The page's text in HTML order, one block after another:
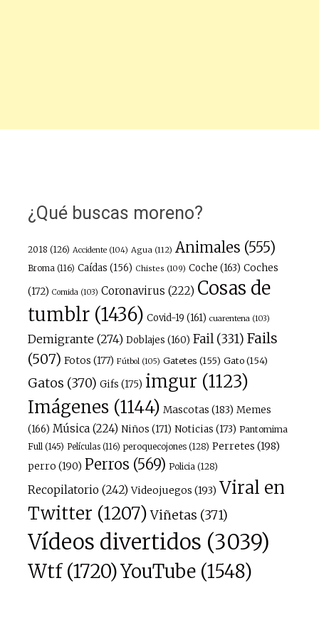
¿Qué buscas moreno?
2018 (126) Accidente(104) Agua(112) Animales (555)
Broma(116) Caídas (156) Chistes (109) Coche (163) Coches
(172) Comida(103) Coronavirus (222) Cosas de
tumblr(1436) Covid-19 (161) cuarentena(103)
Demigrante(274) Doblajes (160) Fail(331) Fails
(507) Fotos (177) Fútbol(105) Gatetes (155) Gato(154)
Gatos (370) Gifs (175) imgur (1123)
Imágenes(1144) Mascotas (183) Memes
(166) Música(224) Niños (171) Noticias (173) Pantomima
Full (145) Películas(116) peroquecojones(128) Perretes (198)
perro (190) Perros (569) Policia (128)
Recopilatorio (242) Videojuegos (193) Viral en
Twitter (1207) Viñetas (371)
Vídeos divertidos (3039)
Wtf(1720)YouTube(1548)